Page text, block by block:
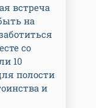
встреча
на
со
10
полости
и